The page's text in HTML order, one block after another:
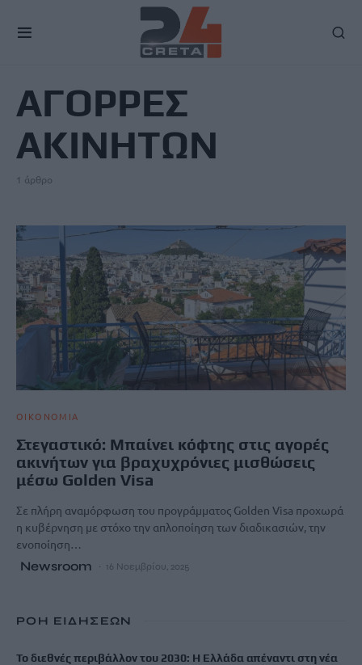
ΑΓΟΡΡΕΣ
ΑΚΙΝΗΤΩΝ
1 άρθρο
ΟΙΚΟΝΟΜΙΑ
Στεγαστικό: Μπαίνει κόφτης στις αγορές
ακινήτων για βραχυχρόνιες μισθώσεις
μέσω Golden Visa
Σε πλήρη αναμόρφωση του προγράμματος Golden Visa προχωρά
η κυβέρνηση με στόχο την απλοποίηση των διαδικασιών, την
ενοποίηση…
Newsroom 16 Νοεμβρίου, 2025
ΡΟΗ ΕΙΔΗΣΕΩΝ
Το διεθνές περιβάλλον του 2030: Η Ελλάδα απέναντι στη νέα